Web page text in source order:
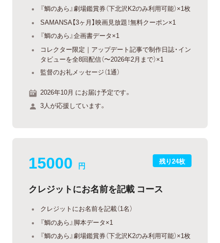
『鯛のあら』劇場鑑賞券（下北沢K2のみ利用可能）×1枚
SAMANSA【3ヶ月】映画見放題！無料クーポン×1
『鯛のあら』企画書データ×1
コレクター限定｜アップデート記事で制作日誌・イン
タビューを全8回配信（〜2026年2月まで）×1
監督のお礼メッセージ（1通）
2026年10月 にお届け予定です。
3人が応援しています。
残り24枚
15000 円
クレジットにお名前を記載 コース
クレジットにお名前を記載（1名）
『鯛のあら』脚本データ×1
『鯛のあら』劇場鑑賞券（下北沢K2のみ利用可能）×1枚